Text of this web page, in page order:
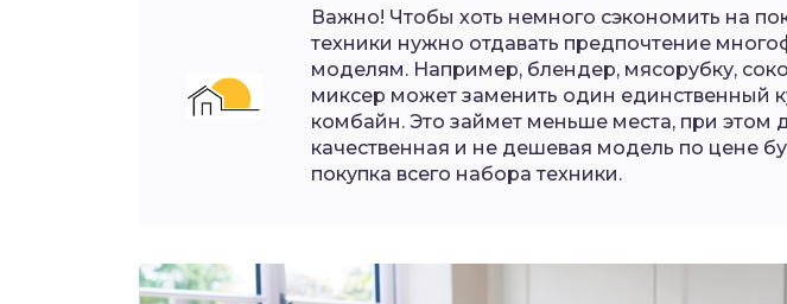
Важно! Чтобы хоть немного сэкономить на
техники нужно отдавать предпочтение
моделям. Например, блендер, мясорубку,
миксер может заменить один единственный
комбайн. Это займет меньше места, при этом
качественная и не дешевая модель по цене
покупка всего набора техники.